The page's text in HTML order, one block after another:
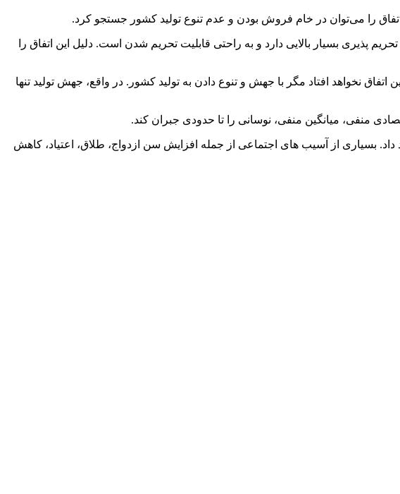
را می‌توان در خام فروش بودن و عدم تنوع تولید کشور جستجو کرد.
بسیار بالایی دارد و به راحتی قابلیت تحریم شدن است. دلیل این اتفاق را
نخواهد افتاد مگر با جهش و تنوع دادن به تولید کشور. در واقع، جهش تولید تنها
داد. بسیاری از آسیب های اجتماعی از جمله افزایش سن ازدواج، طلاق، اعتیاد، کاهش